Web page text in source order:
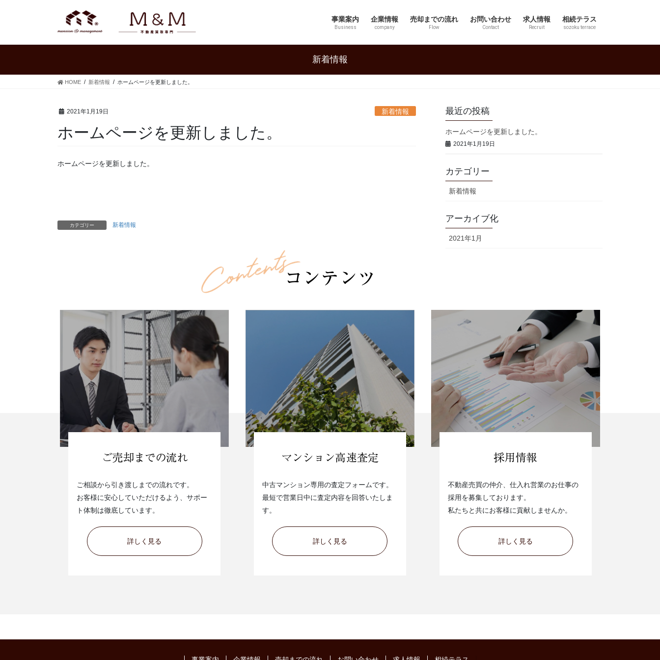
ツ
キ
シ
に
事業案内
Business
企業情報
company
売却までの流れ
Flow
お問い合わせ
Contact
求人情報
Recruit
相続テラス
sozoku terrace
新着情報
HOME 新着情報 ホームページを更新しました。
2021年1月19日 新着情報
ホームページを更新しました。
ホームページを更新しました。
カテゴリー 新着情報
最近の投稿
ホームページを更新しました。
2021年1月19日
カテゴリー
新着情報
アーカイブ化
2021年1月
ご相談から引き渡しまでの流れです。
お客様に安心していただけるよう、サポー
ト体制は徹底しています。
詳しく見る
中古マンション専用の査定フォームです。
最短で営業日中に査定内容を回答いたしま
す。
詳しく見る
不動産売買の仲介、仕入れ営業のお仕事の
採用を募集しております。
私たちと共にお客様に貢献しませんか。
詳しく見る